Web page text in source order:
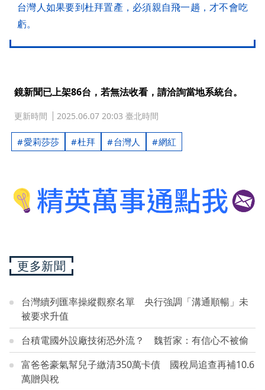
台灣人如果要到杜拜置產，必須親自飛一趟，才不會吃
虧。
鏡新聞已上架86台，若無法收看，請洽詢當地系統台。
更新時間 2025.06.07 20:03 臺北時間
愛莉莎莎 杜拜 台灣人 網紅
更多新聞
台灣續列匯率操縱觀察名單 央行強調「溝通順暢」未
被要求升值
台積電國外設廠技術恐外流？ 魏哲家：有信心不被偷
富爸爸豪氣幫兒子繳清350萬卡債 國稅局追查再補10.6
萬贈與稅